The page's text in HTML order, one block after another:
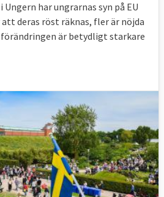
har ungrarnas syn på EU
deras röst räknas, fler är nöjda
är betydligt starkare